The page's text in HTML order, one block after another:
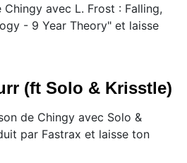
avec L. Frost : Falling,
- 9 Year Theory" et laisse
(ft Solo & Krisstle)
de Chingy avec Solo &
par Fastrax et laisse ton